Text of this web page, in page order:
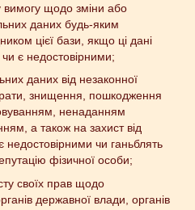
вимогу щодо зміни або
даних будь-яким
цієї бази, якщо ці дані
є недостовірними;
даних від незаконної
знищення, пошкодження
ненаданням
а також на захист від
чи ганьблять
фізичної особи;
своїх прав щодо
державної влади, органів